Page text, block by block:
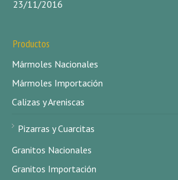
23/11/2016
Productos
Mármoles Nacionales
Mármoles Importación
Calizas y Areniscas
Pizarras y Cuarcitas
Granitos Nacionales
Granitos Importación